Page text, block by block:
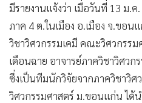
• Celeb Online
• Factcheck
• ญี่ปุ่น
•
News1
•
Gotomanager
มีรายงานแจ้งว่า เมื่อวันที่ 13 ม.
ภาค 4 ต.ในเมือง อ.เมือง จ.ขอ
วิชาวิศวกรรมเคมี คณะวิศวกรรม
เดือนฉาย อาจารย์ภาควิชาวิศว
ซึ่งเป็นทีมนักวิจัยจากภาควิชาวิศ
วิศวกรรมศาสตร์ ม.ขอนแก่น ไ